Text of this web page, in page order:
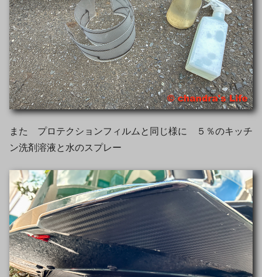
また プロテクションフィルムと同じ様に ５％のキッチ
ン洗剤溶液と水のスプレー